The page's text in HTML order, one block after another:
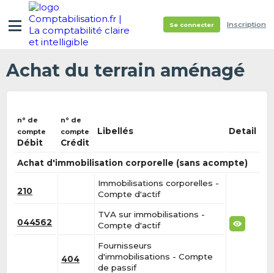
Se connecter Inscription
Achat du terrain aménagé
n° de
compte
Débit
n° de
compte
Crédit
Libellés Detail
Achat d'immobilisation corporelle (sans acompte)
210
Immobilisations corporelles -
Compte d'actif
044562
TVA sur immobilisations -
Compte d'actif
404
Fournisseurs
d'immobilisations - Compte
de passif